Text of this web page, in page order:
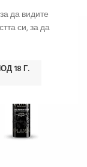
да видите
си, за да
18 Г.